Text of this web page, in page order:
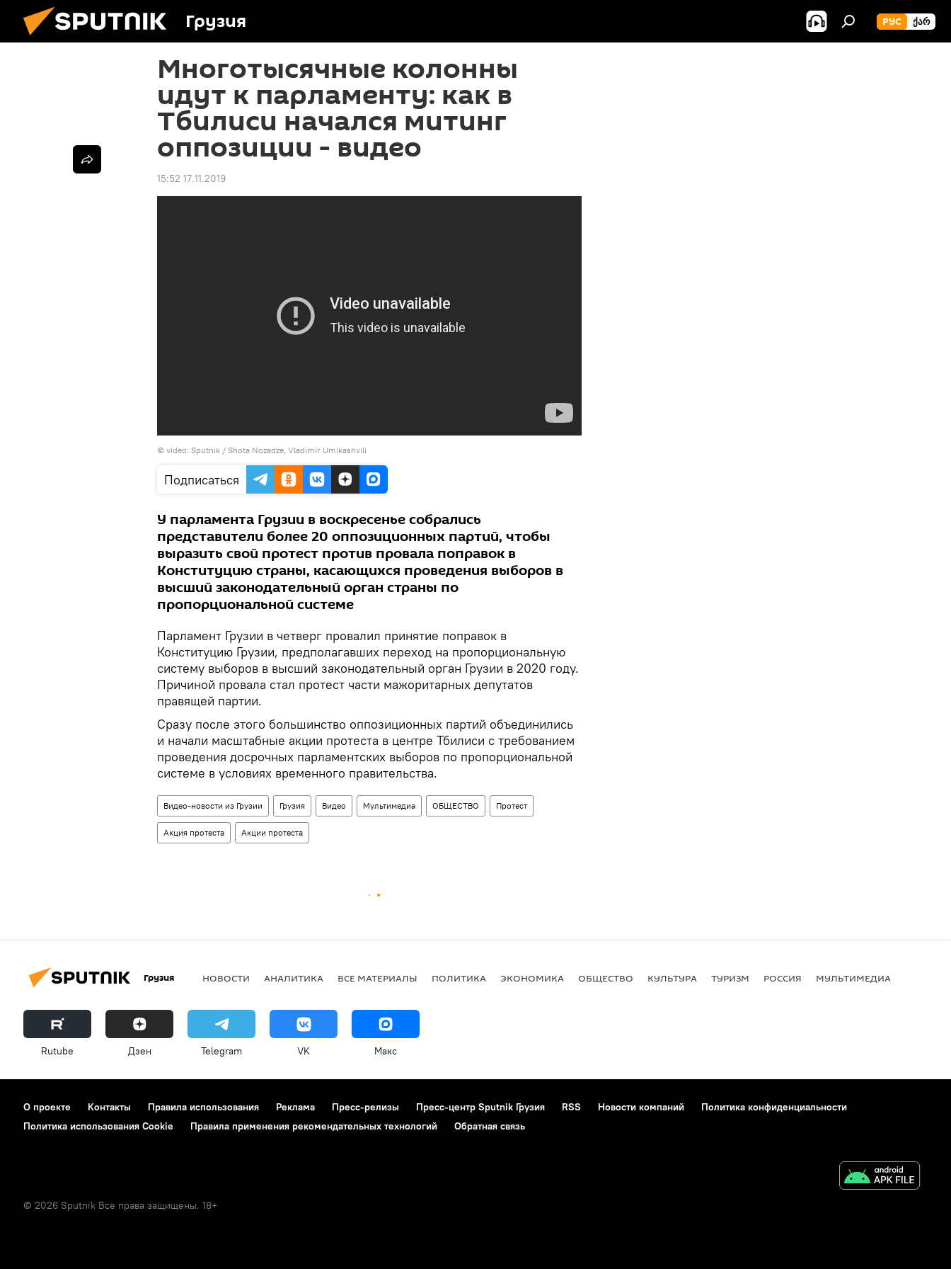
Грузия РУС ᲥᲐᲠ
Многотысячные колонны
идут к парламенту: как в
Тбилиси начался митинг
оппозиции - видео
15:52 17.11.2019
© video: Sputnik / Shota Nozadze, Vladimir Umikashvili
Подписаться
У парламента Грузии в воскресенье собрались
представители более 20 оппозиционных партий, чтобы
выразить свой протест против провала поправок в
Конституцию страны, касающихся проведения выборов в
высший законодательный орган страны по
пропорциональной системе
Парламент Грузии в четверг провалил принятие поправок в
Конституцию Грузии, предполагавших переход на пропорциональную
систему выборов в высший законодательный орган Грузии в 2020 году.
Причиной провала стал протест части мажоритарных депутатов
правящей партии.
Сразу после этого большинство оппозиционных партий объединились
и начали масштабные акции протеста в центре Тбилиси с требованием
проведения досрочных парламентских выборов по пропорциональной
системе в условиях временного правительства.
Видео-новости из Грузии Грузия Видео Мультимедиа ОБЩЕСТВО Протест
Акция протеста Акции протеста
Грузия НОВОСТИ АНАЛИТИКА ВСЕ МАТЕРИАЛЫ ПОЛИТИКА ЭКОНОМИКА ОБЩЕСТВО КУЛЬТУРА ТУРИЗМ РОССИЯ МУЛЬТИМЕДИА
Rutube Дзен Telegram VK Макс
О проекте Контакты Правила использования Реклама Пресс-релизы Пресс-центр Sputnik Грузия RSS Новости компаний
Политика конфиденциальности
Политика использования Cookie
Правила применения рекомендательных технологий Обратная связь
© 2026 Sputnik Все права защищены. 18+